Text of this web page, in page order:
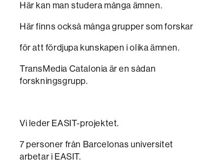
Här kan man studera många ämnen.
Här finns också många grupper som forskar
för att fördjupa kunskapen i olika ämnen.
TransMedia Catalonia är en sådan
forskningsgrupp.
Vi leder EASIT-projektet.
7 personer från Barcelonas universitet
arbetar i EASIT.